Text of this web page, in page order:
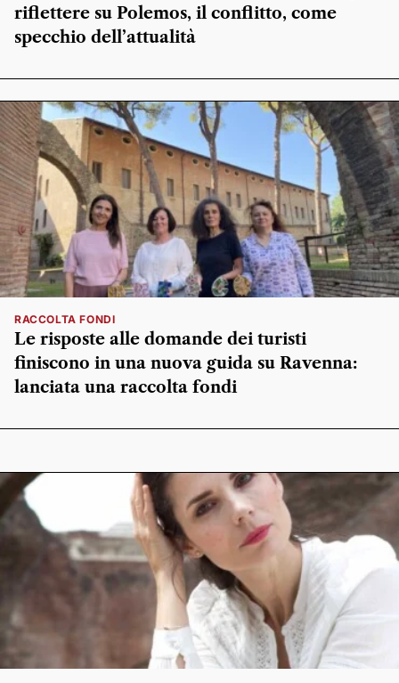
riflettere su Polemos, il conflitto, come
specchio dell’attualità
RACCOLTA FONDI
Le risposte alle domande dei turisti
finiscono in una nuova guida su Ravenna:
lanciata una raccolta fondi